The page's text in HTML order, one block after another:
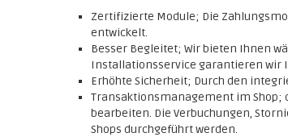
Zertifizierte Module; Die
entwickelt.
Besser Begleitet; Wir bieten Ihnen
Installationsservice garantieren wir
Erhöhte Sicherheit; Durch den
Transaktionsmanagement im Shop;
bearbeiten. Die Verbuchungen,
Shops durchgeführt werden.